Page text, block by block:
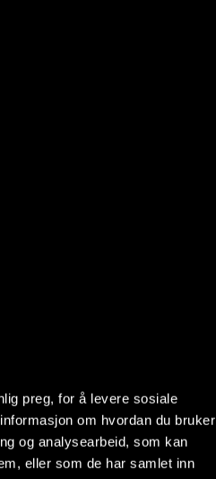
preg, for å levere sosiale
om hvordan du bruker
og analysearbeid, som kan
eller som de har samlet inn